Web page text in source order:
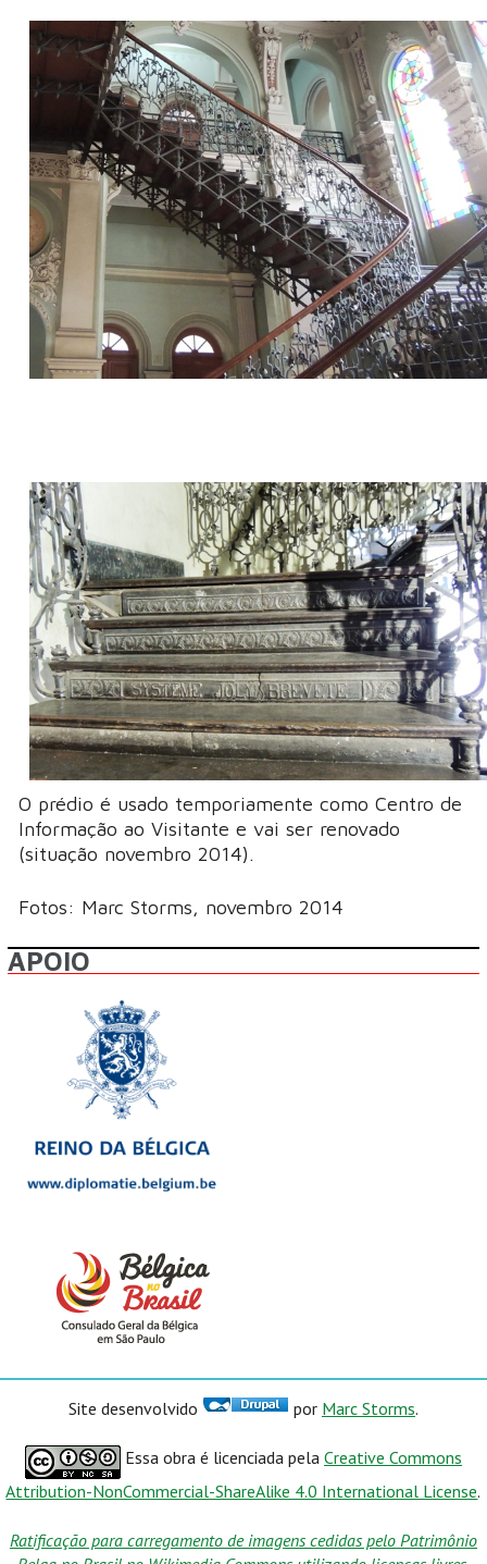
O prédio é usado temporiamente como Centro de
Informação ao Visitante e vai ser renovado
(situação novembro 2014).
Fotos: Marc Storms, novembro 2014
APOIO
Site desenvolvido por Marc Storms.
Essa obra é licenciada pela Creative Commons
Attribution-NonCommercial-ShareAlike 4.0 International License.
Ratificação para carregamento de imagens cedidas pelo Patrimônio